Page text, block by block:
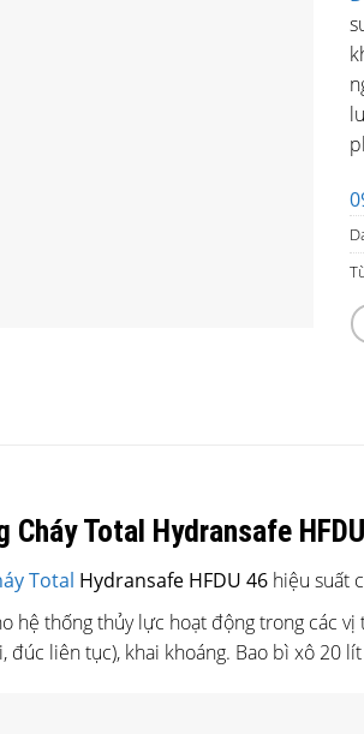
Cháy Total Hydransafe
Total Hydransafe HFDU 46hiệu suất
hệ thống thủy lực hoạt động trong các
đúc liên tục), khai khoáng. Bao bì xô 20